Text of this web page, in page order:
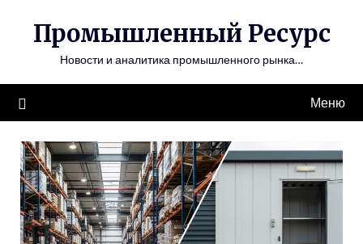
содержимому
Промышленный Ресурс
Новости и аналитика промышленного рынка…
Меню